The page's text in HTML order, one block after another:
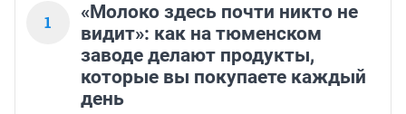
1
«Молоко здесь почти никто не
видит»: как на тюменском
заводе делают продукты,
которые вы покупаете каждый
день